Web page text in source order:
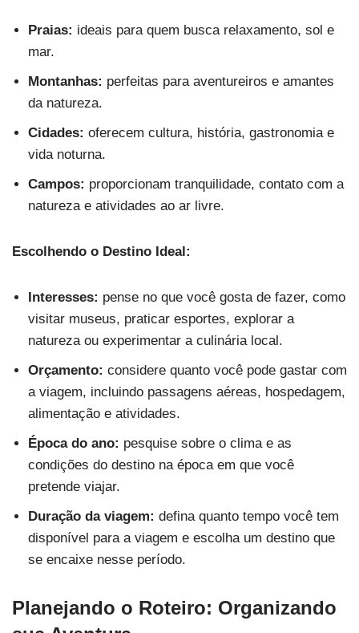
Praias: ideais para quem busca relaxamento, sol e
mar.
Montanhas: perfeitas para aventureiros e amantes
da natureza.
Cidades: oferecem cultura, história, gastronomia e
vida noturna.
Campos: proporcionam tranquilidade, contato com a
natureza e atividades ao ar livre.
Escolhendo o Destino Ideal:
Interesses: pense no que você gosta de fazer, como
visitar museus, praticar esportes, explorar a
natureza ou experimentar a culinária local.
Orçamento: considere quanto você pode gastar com
a viagem, incluindo passagens aéreas, hospedagem,
alimentação e atividades.
Época do ano: pesquise sobre o clima e as
condições do destino na época em que você
pretende viajar.
Duração da viagem: defina quanto tempo você tem
disponível para a viagem e escolha um destino que
se encaixe nesse período.
Planejando o Roteiro: Organizando